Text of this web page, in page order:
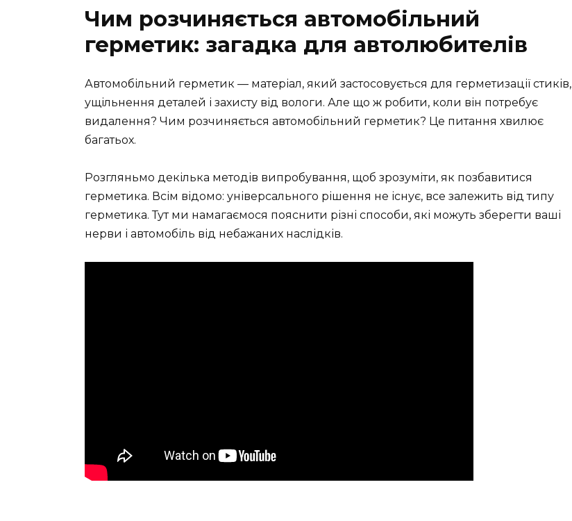
Чим розчиняється автомобільний
герметик: загадка для автолюбителів
Автомобільний герметик — матеріал, який застосовується для герметизації стиків,
ущільнення деталей і захисту від вологи. Але що ж робити, коли він потребує
видалення? Чим розчиняється автомобільний герметик? Це питання хвилює
багатьох.
Розгляньмо декілька методів випробування, щоб зрозуміти, як позбавитися
герметика. Всім відомо: універсального рішення не існує, все залежить від типу
герметика. Тут ми намагаємося пояснити різні способи, які можуть зберегти ваші
нерви і автомобіль від небажаних наслідків.